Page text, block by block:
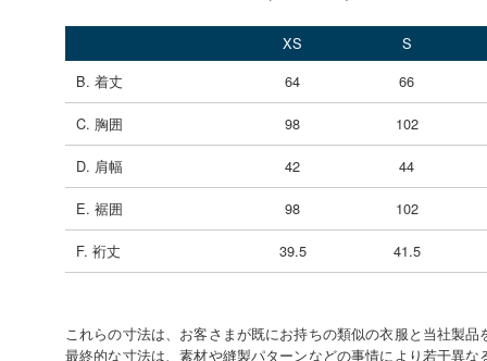
XS
S
B. 着丈
64 66
C. 胸囲 98 102
D. 肩幅 42 44
E. 裾囲 98 102
F. 裄丈 39.5 41.5
これらの寸法は、お客さまが既にお持ちの類似の衣服と当社製
最終的な寸法は、素材や縫製パターンなどの事情により若干異